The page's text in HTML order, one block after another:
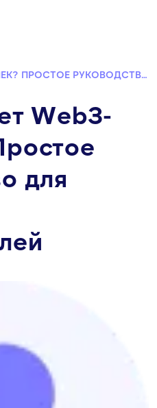
КАК РАБОТАЕТ WEB3-КОШЕЛЕК? ПРОСТОЕ РУКОВОДСТВО ДЛЯ БИЗНЕСА И ПОЛЬЗОВАТЕЛЕЙ
Web3-
для